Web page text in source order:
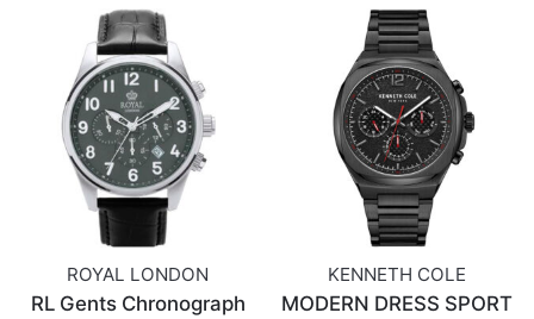
ROYAL LONDON
RL Gents Chronograph
KENNETH COLE
MODERN DRESS SPORT